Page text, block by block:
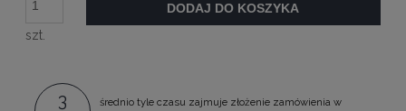
szt.
DODAJ DO KOSZYKA
3
średnio tyle czasu zajmuje złożenie zamówienia w